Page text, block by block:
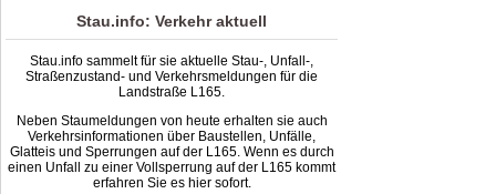
Stau.info: Verkehr aktuell
Stau.info sammelt für sie aktuelle Stau-, Unfall-,
Straßenzustand- und Verkehrsmeldungen für die
Landstraße L165.
Neben Staumeldungen von heute erhalten sie auch
Verkehrsinformationen über Baustellen, Unfälle,
Glatteis und Sperrungen auf der L165. Wenn es durch
einen Unfall zu einer Vollsperrung auf der L165 kommt
erfahren Sie es hier sofort.